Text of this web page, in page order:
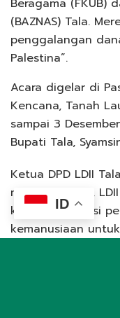
Beragama (FKUB)
(BAZNAS) Tala.
penggalangan
Palestina”.
Acara digelar di
Kencana, Tanah
sampai 3
Bupati Tala,
Ketua DPD LDII
menyampaikan,
kepanitiaan aksi
kemanusiaan
ID